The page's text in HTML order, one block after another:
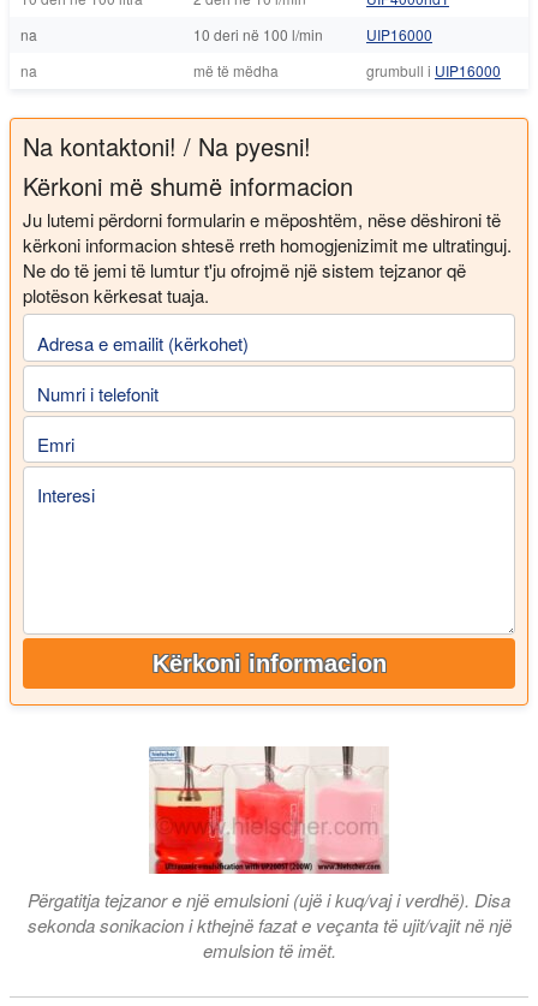
na
10 deri në 100 l/min
UIP16000
na
më të mëdha grumbull i UIP16000
Na kontaktoni! / Na pyesni!
Kërkoni më shumë informacion
Ju lutemi përdorni formularin e mëposhtëm, nëse dëshironi të
kërkoni informacion shtesë rreth homogjenizimit me ultratinguj.
Ne do të jemi të lumtur t'ju ofrojmë një sistem tejzanor që
plotëson kërkesat tuaja.
Adresa e emailit (kërkohet)
Numri i telefonit
Emri
Interesi
Kërkoni informacion
Përgatitja tejzanor e një emulsioni (ujë i kuq/vaj i verdhë). Disa
sekonda sonikacion i kthejnë fazat e veçanta të ujit/vajit në një
emulsion të imët.